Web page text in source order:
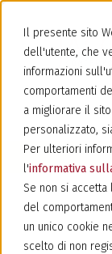
Il presente sito
dell'utente, che
informazioni
comportamenti
a migliorare il
personalizzato,
Per ulteriori
l'informativa
Se non si
del
un unico cookie
scelto di non